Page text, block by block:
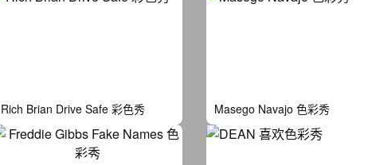
Rich Brian Drive Safe 彩色秀 Masego Navajo 色彩秀